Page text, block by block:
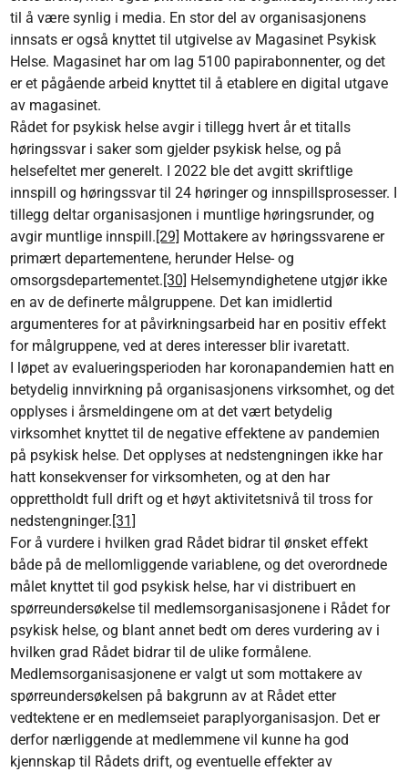
til å være synlig i media. En stor del av organisasjonens
innsats er også knyttet til utgivelse av Magasinet Psykisk
Helse. Magasinet har om lag 5100 papirabonnenter, og det
er et pågående arbeid knyttet til å etablere en digital utgave
av magasinet.
Rådet for psykisk helse avgir i tillegg hvert år et titalls
høringssvar i saker som gjelder psykisk helse, og på
helsefeltet mer generelt. I 2022 ble det avgitt skriftlige
innspill og høringssvar til 24 høringer og innspillsprosesser. I
tillegg deltar organisasjonen i muntlige høringsrunder, og
avgir muntlige innspill. [29] Mottakere av høringssvarene er
primært departementene, herunder Helse- og
omsorgsdepartementet. [30] Helsemyndighetene utgjør ikke
en av de definerte målgruppene. Det kan imidlertid
argumenteres for at påvirkningsarbeid har en positiv effekt
for målgruppene, ved at deres interesser blir ivaretatt.
I løpet av evalueringsperioden har koronapandemien hatt en
betydelig innvirkning på organisasjonens virksomhet, og det
opplyses i årsmeldingene om at det vært betydelig
virksomhet knyttet til de negative effektene av pandemien
på psykisk helse. Det opplyses at nedstengningen ikke har
hatt konsekvenser for virksomheten, og at den har
opprettholdt full drift og et høyt aktivitetsnivå til tross for
nedstengninger. [31]
For å vurdere i hvilken grad Rådet bidrar til ønsket effekt
både på de mellomliggende variablene, og det overordnede
målet knyttet til god psykisk helse, har vi distribuert en
spørreundersøkelse til medlemsorganisasjonene i Rådet for
psykisk helse, og blant annet bedt om deres vurdering av i
hvilken grad Rådet bidrar til de ulike formålene.
Medlemsorganisasjonene er valgt ut som mottakere av
spørreundersøkelsen på bakgrunn av at Rådet etter
vedtektene er en medlemseiet paraplyorganisasjon. Det er
derfor nærliggende at medlemmene vil kunne ha god
kjennskap til Rådets drift, og eventuelle effekter av